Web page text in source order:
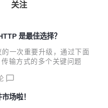
关注
是最佳选择？
一次重要升级，通过下面
输方式的多个关键问题
场啦！